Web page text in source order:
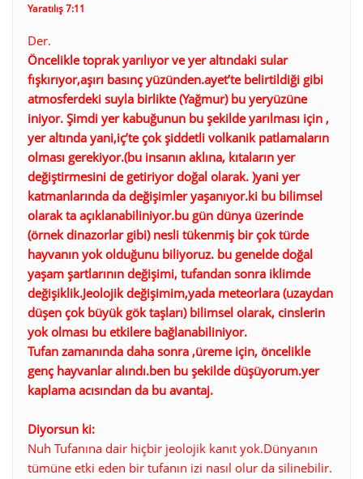
Yaratılış 7:11
Der.
Öncelikle toprak yarılıyor ve yer altındaki sular
fışkırıyor,aşırı basınç yüzünden.ayet’te belirtildiği gibi
atmosferdeki suyla birlikte (Yağmur) bu yeryüzüne
iniyor. Şimdi yer kabuğunun bu şekilde yarılması için ,
yer altında yani,iç’te çok şiddetli volkanik patlamaların
olması gerekiyor.(bu insanın aklına, kıtaların yer
değiştirmesini de getiriyor doğal olarak. )yani yer
katmanlarında da değişimler yaşanıyor.ki bu bilimsel
olarak ta açıklanabiliniyor.bu gün dünya üzerinde
(örnek dinazorlar gibi) nesli tükenmiş bir çok türde
hayvanın yok olduğunu biliyoruz. bu genelde doğal
yaşam şartlarının değişimi, tufandan sonra iklimde
değişiklik.Jeolojik değişimim,yada meteorlara (uzaydan
düşen çok büyük gök taşları) bilimsel olarak, cinslerin
yok olması bu etkilere bağlanabiliniyor.
Tufan zamanında daha sonra ,üreme için, öncelikle
genç hayvanlar alındı.ben bu şekilde düşüyorum.yer
kaplama acısından da bu avantaj.
Diyorsun ki:
Nuh Tufanına dair hiçbir jeolojik kanıt yok.Dünyanın
tümüne etki eden bir tufanın izi nasıl olur da silinebilir.